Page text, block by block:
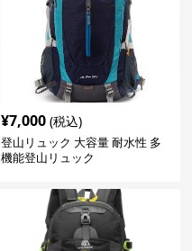
¥7,000 (税込)
登山リュック 大容量 耐水性 多
機能登山リュック